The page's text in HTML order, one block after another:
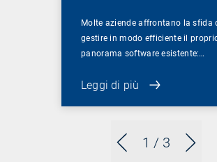
1 / 3
Molte aziende affrontano la sfida
gestire in modo efficiente il
panorama software esistente:…
Leggi di più